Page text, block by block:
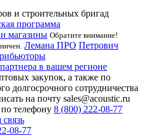
и строительных бригад
программа
магазины Обратите внимание!
Лемана ПРО Петрович
в вашем регионе
закупок, а также по
долгосрочного сотрудничества
на почту sales@acoustic.ru
телефону 8 (800) 222-08-77
08-77